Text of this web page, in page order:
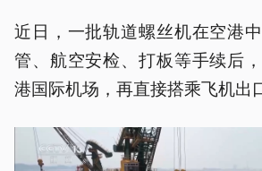
近日，一批轨道螺丝机在空港
管、航空安检、打板等手续后
港国际机场，再直接搭乘飞机出